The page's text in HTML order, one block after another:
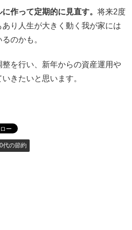
作って定期的に見直す。 将来2度
り人生が大きく動く我が家には
のかも。
を行い、新年からの資産運用や
きたいと思います。
代の節約